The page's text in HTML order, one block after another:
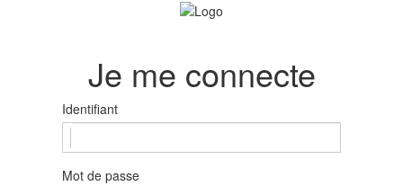
Je me connecte
Identifiant
Mot de passe